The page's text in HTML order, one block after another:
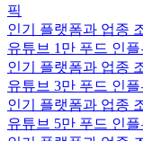
픽
인기 플랫폼과 업종
유튜브 1만 푸드 인
인기 플랫폼과 업종
유튜브 3만 푸드 인
인기 플랫폼과 업종
유튜브 5만 푸드 인